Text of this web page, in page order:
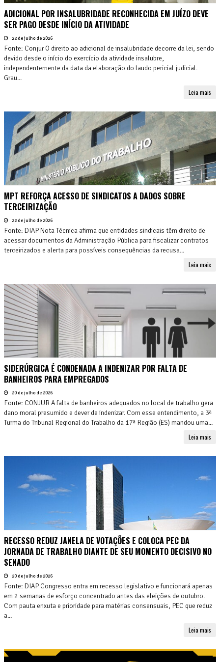
ADICIONAL POR INSALUBRIDADE RECONHECIDA EM JUÍZO DEVE
SER PAGO DESDE INÍCIO DA ATIVIDADE
22 de julho de 2026
Fonte: Conjur O direito ao adicional de insalubridade decorre da lei, sendo
devido desde o início do exercício da atividade insalubre,
independentemente da data da elaboração do laudo pericial judicial.
Grau...
Leia mais
MPT REFORÇA ACESSO DE SINDICATOS A DADOS SOBRE
TERCEIRIZAÇÃO
22 de julho de 2026
Fonte: DIAP Nota Técnica afirma que entidades sindicais têm direito de
acessar documentos da Administração Pública para fiscalizar contratos
terceirizados e alerta para possíveis consequências da recusa...
Leia mais
SIDERÚRGICA É CONDENADA A INDENIZAR POR FALTA DE
BANHEIROS PARA EMPREGADOS
20 de julho de 2026
Fonte: CONJUR A falta de banheiros adequados no local de trabalho gera
dano moral presumido e dever de indenizar. Com esse entendimento, a 3ª
Turma do Tribunal Regional do Trabalho da 17ª Região (ES) mandou uma...
Leia mais
RECESSO REDUZ JANELA DE VOTAÇÕES E COLOCA PEC DA
JORNADA DE TRABALHO DIANTE DE SEU MOMENTO DECISIVO NO
SENADO
20 de julho de 2026
Fonte: DIAP Congresso entra em recesso legislativo e funcionará apenas
em 2 semanas de esforço concentrado antes das eleições de outubro.
Com pauta enxuta e prioridade para matérias consensuais, PEC que reduz
a...
Leia mais